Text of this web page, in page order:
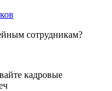
сотрудникам?
кадровые